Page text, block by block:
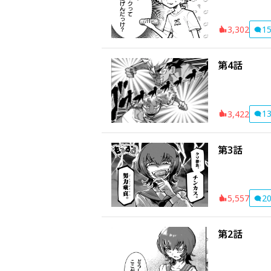
3,302 15
第4話
3,422 13
第3話
5,557 20
第2話